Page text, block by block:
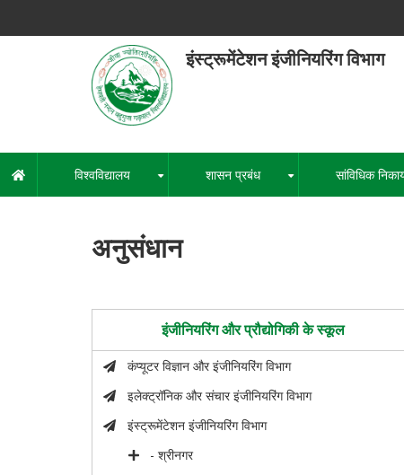
इंस्ट्रूमेंटेशन इंजीनियरिंग विभाग
हेमवती
एक
मुख्य
नेविगेशन
विश्वविद्यालय शासन प्रबंध सांविधिक
अनुसंधान
इंजीनियरिंग और प्रौद्योगिकी के स्कूल
कंप्यूटर विज्ञान और इंजीनियरिंग विभाग
इलेक्ट्रॉनिक और संचार इंजीनियरिंग विभाग
इंस्ट्रूमेंटेशन इंजीनियरिंग विभाग
- श्रीनगर